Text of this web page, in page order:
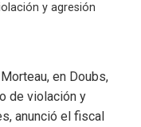
y agresión
en Doubs,
de violación y
anunció el fiscal